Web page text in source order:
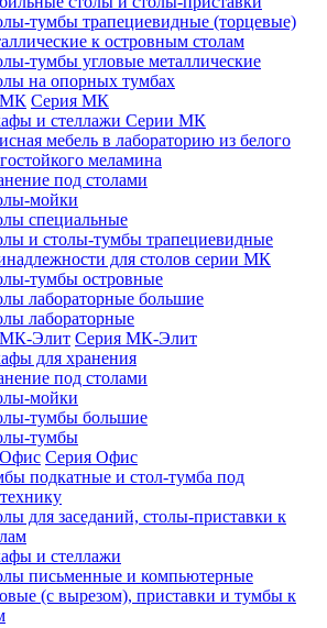
тумбы трапециевидные (торцевые)
к островным столам
тумбы угловые металлические
на опорных тумбах
Серия МК
и стеллажи Серии МК
мебель в лабораторию из белого
меламина
под столами
мойки
специальные
и столы-тумбы трапециевидные
для столов серии МК
тумбы островные
лабораторные большие
лабораторные
Серия МК-Элит
для хранения
под столами
мойки
тумбы большие
тумбы
Серия Офис
подкатные и стол-тумба под
для заседаний, столы-приставки к
и стеллажи
письменные и компьютерные
(с вырезом), приставки и тумбы к